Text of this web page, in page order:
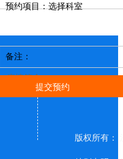
预约项目：选择科室
备注：
版权所有：